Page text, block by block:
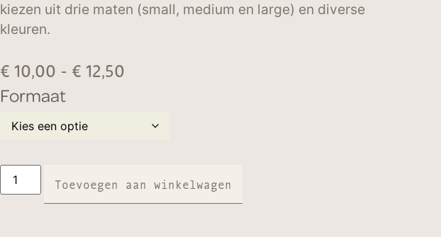
kiezen uit drie maten (small, medium en large) en diverse
kleuren.
€ 10,00 - € 12,50
Formaat
Toevoegen aan winkelwagen